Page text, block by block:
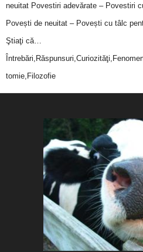
neuitat Povestiri adevărate – Povestiri
Povești de neuitat – Povești cu tâlc
Ştiaţi că…
tomie,Filozofie